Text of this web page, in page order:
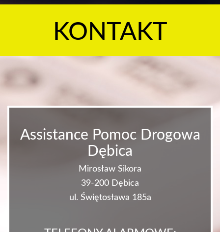
KONTAKT
Assistance Pomoc Drogowa
Dębica
Mirosław Sikora
39-200 Dębica
ul. Świętosława 185a